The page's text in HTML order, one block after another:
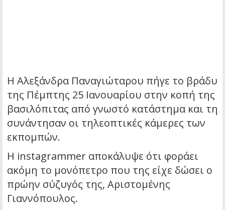
Η Αλεξάνδρα Παναγιώταρου πήγε το βράδυ
της Πέμπτης 25 Ιανουαρίου στην κοπή της
βασιλόπιτας από γνωστό κατάστημα και τη
συνάντησαν οι τηλεοπτικές κάμερες των
εκπομπών.
Η instagrammer αποκάλυψε ότι φοράει
ακόμη το μονόπετρο που της είχε δώσει ο
πρώην σύζυγός της, Αριστομένης
Γιαννόπουλος.